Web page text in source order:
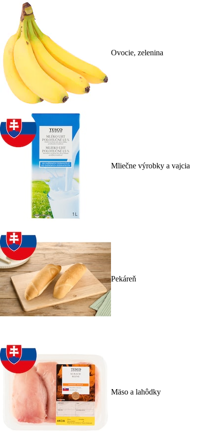
Ovocie, zelenina
Mliečne výrobky a vajcia
Pekáreň
Mäso a lahôdky